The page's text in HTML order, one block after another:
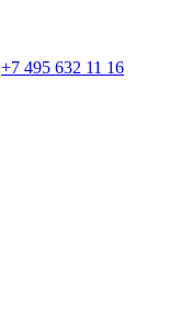
+7 495 632 11 16